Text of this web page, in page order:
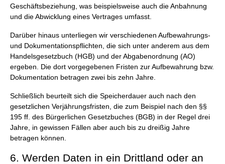
Geschäftsbeziehung, was beispielsweise auch die Anbahnung
und die Abwicklung eines Vertrages umfasst.
Darüber hinaus unterliegen wir verschiedenen Aufbewahrungs-
und Dokumentationspflichten, die sich unter anderem aus dem
Handelsgesetzbuch (HGB) und der Abgabenordnung (AO)
ergeben. Die dort vorgegebenen Fristen zur Aufbewahrung bzw.
Dokumentation betragen zwei bis zehn Jahre.
Schließlich beurteilt sich die Speicherdauer auch nach den
gesetzlichen Verjährungsfristen, die zum Beispiel nach den §§
195 ff. des Bürgerlichen Gesetzbuches (BGB) in der Regel drei
Jahre, in gewissen Fällen aber auch bis zu dreißig Jahre
betragen können.
6. Werden Daten in ein Drittland oder an